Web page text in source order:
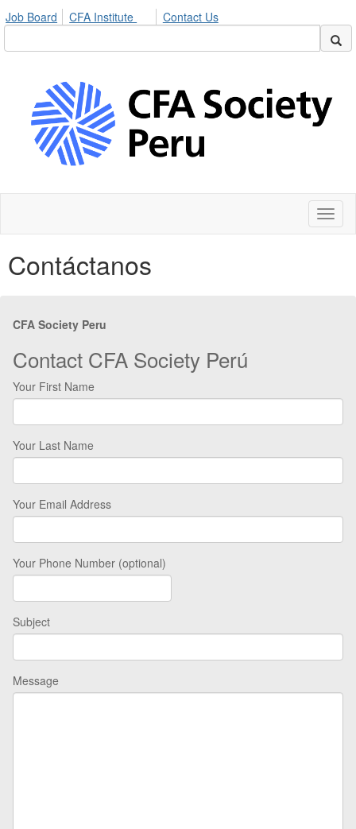
Job Board CFA Institute Contact Us
Contáctanos
CFA Society Peru
Contact CFA Society Perú
Your First Name
Your Last Name
Your Email Address
Your Phone Number (optional)
Subject
Message